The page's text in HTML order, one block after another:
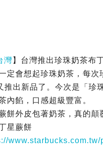
灣 】台灣推出珍珠奶茶布
定會想起珍珠奶茶，每
推出新品了。今次是「珍
內餡，口感超級豐富。
餅外皮包著奶茶，真的顛
星蕨餅